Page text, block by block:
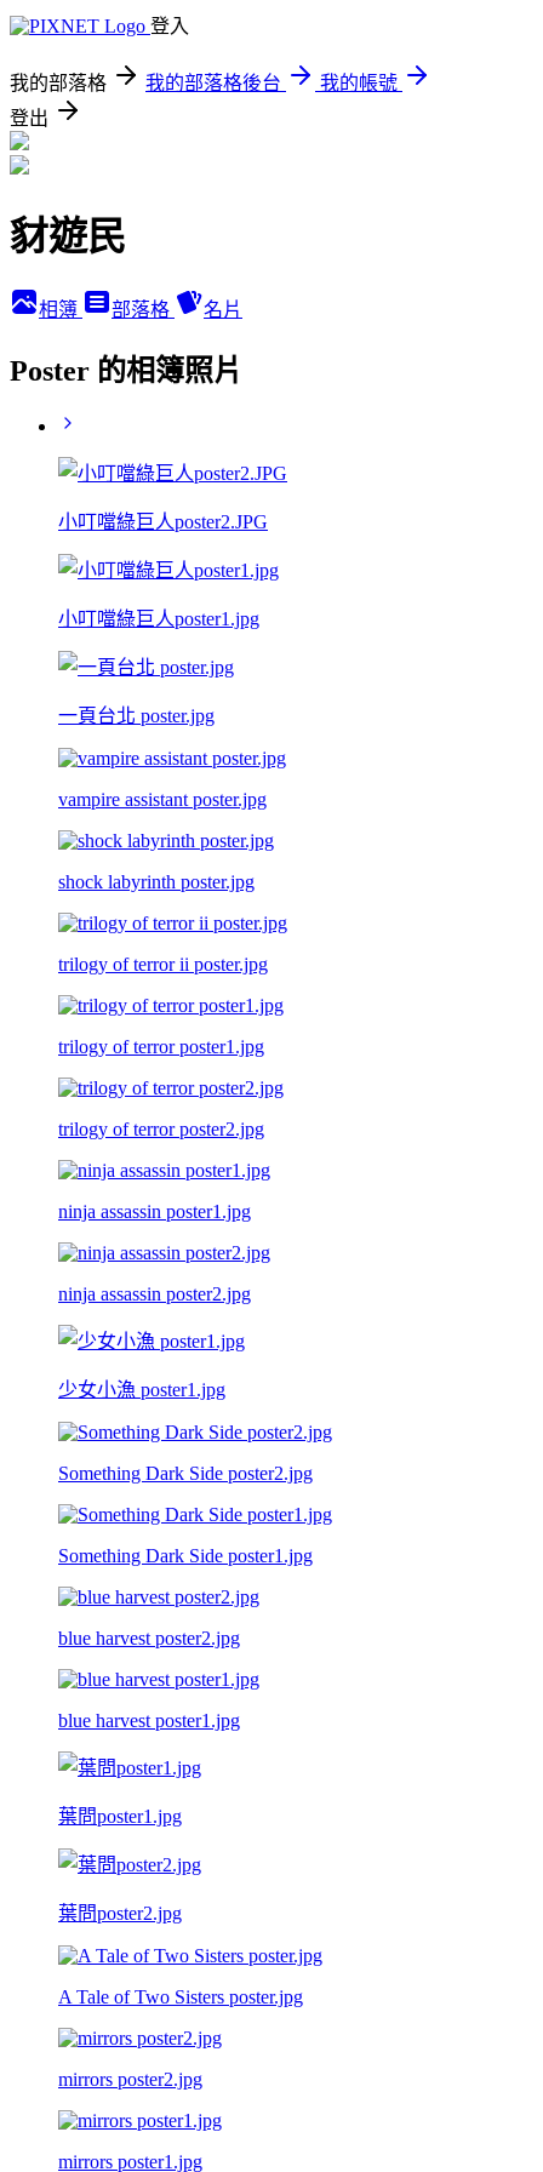
登入
我的部落格 我的部落格後台
我的帳號
登出
豺遊民
相簿 部落格 名片
Poster 的相簿照片
小叮噹綠巨人poster2.JPG
小叮噹綠巨人poster1.jpg
一頁台北 poster.jpg
vampire assistant poster.jpg
shock labyrinth poster.jpg
trilogy of terror ii poster.jpg
trilogy of terror poster1.jpg
trilogy of terror poster2.jpg
ninja assassin poster1.jpg
ninja assassin poster2.jpg
少女小漁 poster1.jpg
Something Dark Side poster2.jpg
Something Dark Side poster1.jpg
blue harvest poster2.jpg
blue harvest poster1.jpg
葉問poster1.jpg
葉問poster2.jpg
A Tale of Two Sisters poster.jpg
mirrors poster2.jpg
mirrors poster1.jpg